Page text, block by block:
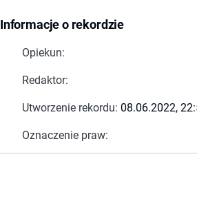
Informacje o rekordzie
Opiekun:
Redaktor:
Utworzenie rekordu: 08.06.2022,
Oznaczenie praw: